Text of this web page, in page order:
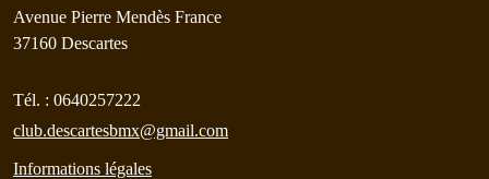
Avenue Pierre Mendès France
37160 Descartes
Tél. : 0640257222
club.descartesbmx@gmail.com
Informations légales